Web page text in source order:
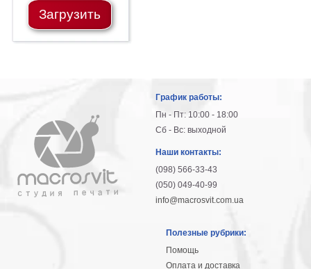
Загрузить
График работы:
Пн - Пт: 10:00 - 18:00
Сб - Вс: выходной
Наши контакты:
(098) 566-33-43
(050) 049-40-99
info@macrosvit.com.ua
Полезные рубрики:
Помощь
Оплата и доставка